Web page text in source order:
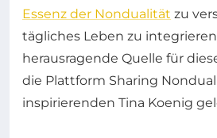
Essenz der Nondualität zu
tägliches Leben zu
herausragende Quelle für
die Plattform Sharing
inspirierenden Tina Koenig